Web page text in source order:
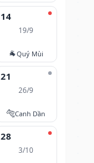
14
19/9
🐐Quý Mùi
21
26/9
🐅Canh Dần
28
3/10